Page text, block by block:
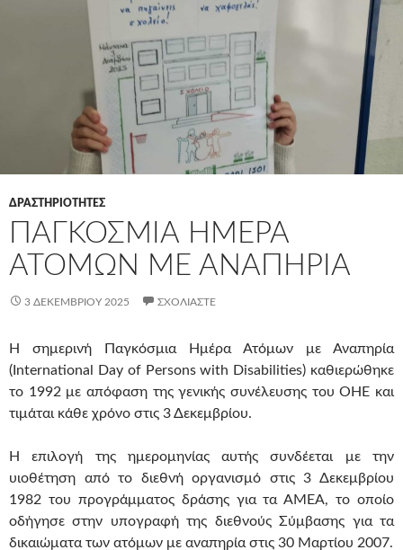
ΔΡΑΣΤΗΡΙΟΤΗΤΕΣ
ΠΑΓΚΌΣΜΙΑ ΗΜΈΡΑ
ΑΤΌΜΩΝ ΜΕ ΑΝΑΠΗΡΊΑ
3 ΔΕΚΕΜΒΡΊΟΥ 2025 ΣΧΟΛΙΆΣΤΕ
Η σημερινή Παγκόσμια Ημέρα Ατόμων με Αναπηρία
(International Day of Persons with Disabilities) καθιερώθηκε
το 1992 με απόφαση της γενικής συνέλευσης του ΟΗΕ και
τιμάται κάθε χρόνο στις 3 Δεκεμβρίου.
Η επιλογή της ημερομηνίας αυτής συνδέεται με την
υιοθέτηση από το διεθνή οργανισμό στις 3 Δεκεμβρίου
1982 του προγράμματος δράσης για τα ΑΜΕΑ, το οποίο
οδήγησε στην υπογραφή της διεθνούς Σύμβασης για τα
δικαιώματα των ατόμων με αναπηρία στις 30 Μαρτίου 2007.